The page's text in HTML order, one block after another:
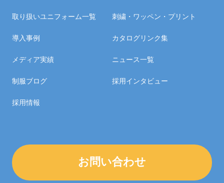
取り扱いユニフォーム一覧 刺繍・ワッペン・プリント
導入事例 カタログリンク集
メディア実績 ニュース一覧
制服ブログ 採用インタビュー
採用情報
お問い合わせ